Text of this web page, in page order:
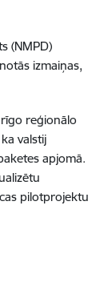
(NMPD)
izmaiņas,
reģionālo
valstij
apjomā.
pilotprojektu